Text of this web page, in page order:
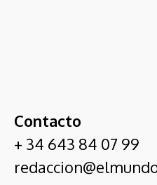
Contacto
+ 34 643 84 07 99